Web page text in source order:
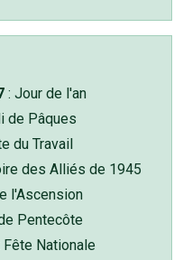
: Jour de l'an
de Pâques
du Travail
des Alliés de 1945
l'Ascension
Pentecôte
Fête Nationale